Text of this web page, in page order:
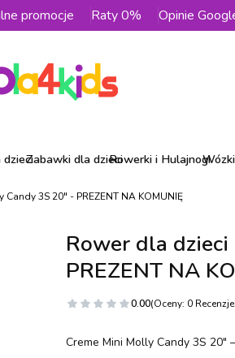
promocje Raty 0% Opinie
Zabawki dla dzieciRowerki i Hulajnogi
3S 20" - PREZENT NA KOMUNIĘ
Rower dla
PREZENT NA
0.00(Oceny: 0
Creme Mini Molly Candy 3S 20"